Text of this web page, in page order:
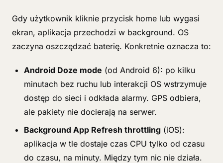
Gdy użytkownik kliknie przycisk home lub wygasi
ekran, aplikacja przechodzi w background. OS
zaczyna oszczędzać baterię. Konkretnie oznacza to:
Android Doze mode (od Android 6): po kilku
minutach bez ruchu lub interakcji OS wstrzymuje
dostęp do sieci i odkłada alarmy. GPS odbiera,
ale pakiety nie docierają na serwer.
Background App Refresh throttling (iOS):
aplikacja w tle dostaje czas CPU tylko od czasu
do czasu, na minuty. Między tym nic nie działa.